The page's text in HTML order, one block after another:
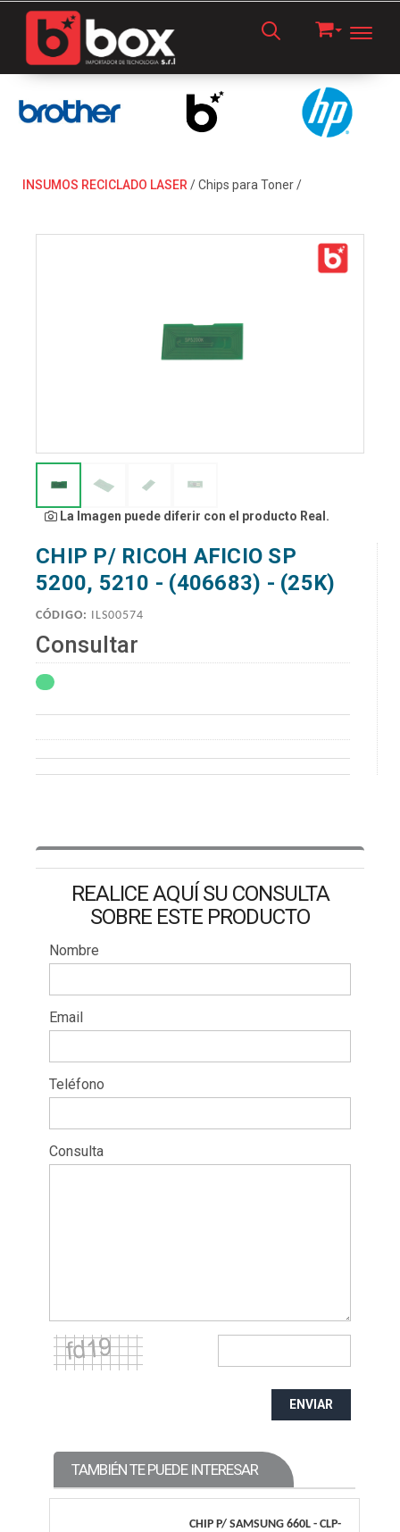
INSUMOS RECICLADO LASER/Chips para Toner/
La Imagen puede diferir con el producto Real.
CHIP P/ RICOH AFICIO SP
5200, 5210 - (406683) - (25K)
CÓDIGO: ILS00574
Consultar
REALICE AQUÍ SU CONSULTA
SOBRE ESTE PRODUCTO
Nombre
Email
Teléfono
Consulta
ENVIAR
TAMBIÉN TE PUEDE INTERESAR
CHIP P/ SAMSUNG 660L - CLP-